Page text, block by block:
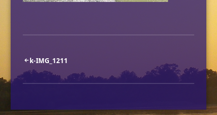
Beitragsnavigation
k-IMG_1211